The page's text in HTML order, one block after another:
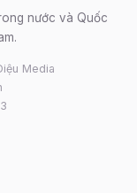
nước và Quốc
Media